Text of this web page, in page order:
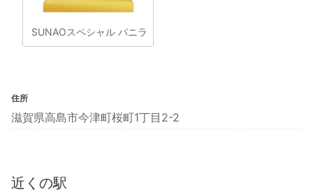
SUNAOスペシャル バニラ
住所
滋賀県高島市今津町桜町1丁目2-2
近くの駅